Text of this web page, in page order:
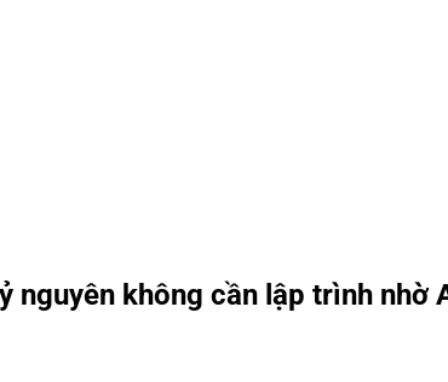
nguyên không cần lập trình nhờ